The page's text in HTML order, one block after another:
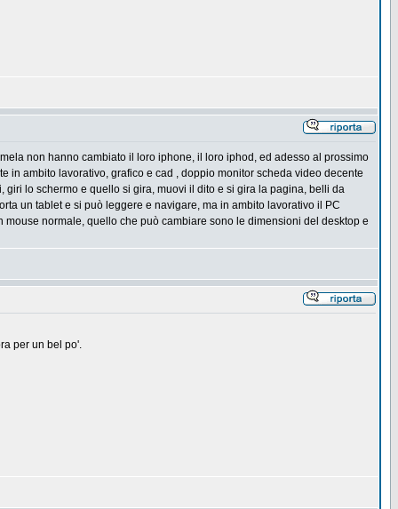
non hanno cambiato il loro iphone, il loro iphod, ed adesso al prossimo
in ambito lavorativo, grafico e cad , doppio monitor scheda video decente
lo schermo e quello si gira, muovi il dito e si gira la pagina, belli da
un tablet e si può leggere e navigare, ma in ambito lavorativo il PC
normale, quello che può cambiare sono le dimensioni del desktop e
per un bel po'.